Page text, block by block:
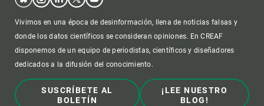
Vivimos en una época de desinformación, llena de noticias falsas y
donde los datos científicos se consideran opiniones. En CREAF
disponemos de un equipo de periodistas, científicos y diseñadores
dedicados a la difusión del conocimiento.
SUSCRÍBETE AL
BOLETÍN
¡LEE NUESTRO
BLOG!